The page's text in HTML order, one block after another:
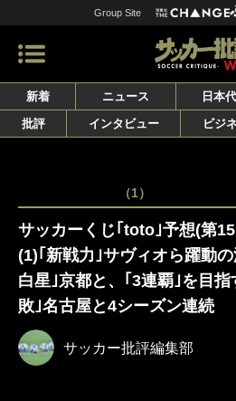
Group Site
新着 ニュース 日本
批評
インタビュー ビジ
（1）
サッカーくじ｢toto｣予想(第
(1)｢新戦力｣サヴィオら躍動
白星｣京都と、｢3連覇｣を目
敗｣名古屋と4シーズン連続
サッカー批評編集部